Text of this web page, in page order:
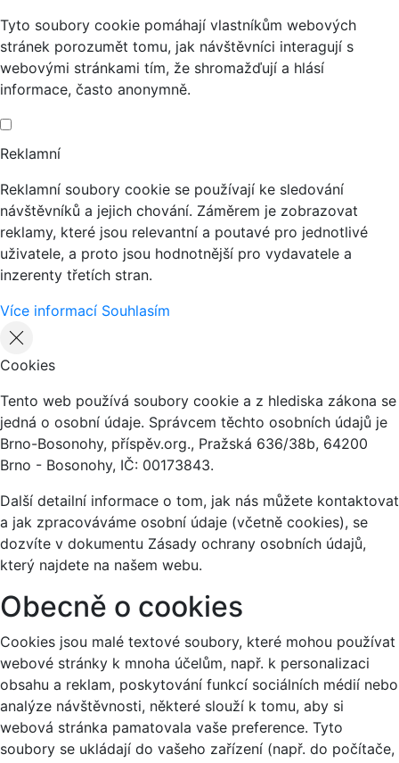
Tyto soubory cookie pomáhají vlastníkům webových
stránek porozumět tomu, jak návštěvníci interagují s
webovými stránkami tím, že shromažďují a hlásí
informace, často anonymně.
Reklamní
Reklamní soubory cookie se používají ke sledování
návštěvníků a jejich chování. Záměrem je zobrazovat
reklamy, které jsou relevantní a poutavé pro jednotlivé
uživatele, a proto jsou hodnotnější pro vydavatele a
inzerenty třetích stran.
Více informací Souhlasím
Cookies
Tento web používá soubory cookie a z hlediska zákona se
jedná o osobní údaje. Správcem těchto osobních údajů je
Brno-Bosonohy, příspěv.org., Pražská 636/38b, 64200
Brno - Bosonohy, IČ: 00173843.
Další detailní informace o tom, jak nás můžete kontaktovat
a jak zpracováváme osobní údaje (včetně cookies), se
dozvíte v dokumentu Zásady ochrany osobních údajů,
který najdete na našem webu.
Obecně o cookies
Cookies jsou malé textové soubory, které mohou používat
webové stránky k mnoha účelům, např. k personalizaci
obsahu a reklam, poskytování funkcí sociálních médií nebo
analýze návštěvnosti, některé slouží k tomu, aby si
webová stránka pamatovala vaše preference. Tyto
soubory se ukládají do vašeho zařízení (např. do počítače,